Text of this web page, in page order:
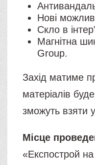
Нові
Скло в
Магнітна
Group.
Захід матиме
матеріалів
зможуть взяти
Місце
«Експострой